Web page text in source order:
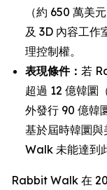
（約 650 萬美
及 3D 內容工
理控制權。
表現條件： 若
超過 12 億韓圜
外發行 90 億韓
基於屆時韓圜
Walk 未能達到
Rabbit Walk 在